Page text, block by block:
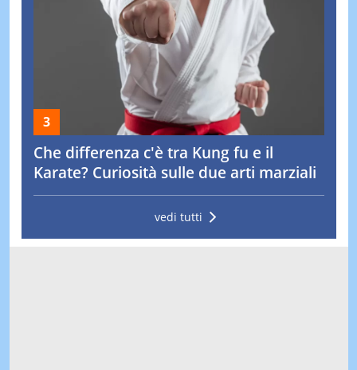
Che differenza c'è tra Kung fu e il
Karate? Curiosità sulle due arti marziali
vedi tutti